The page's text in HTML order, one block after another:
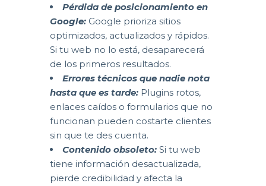
Pérdida de posicionamiento en
Google: Google prioriza sitios
optimizados, actualizados y rápidos.
Si tu web no lo está, desaparecerá
de los primeros resultados.
Errores técnicos que nadie nota
hasta que es tarde: Plugins rotos,
enlaces caídos o formularios que no
funcionan pueden costarte clientes
sin que te des cuenta.
Contenido obsoleto: Si tu web
tiene información desactualizada,
pierde credibilidad y afecta la